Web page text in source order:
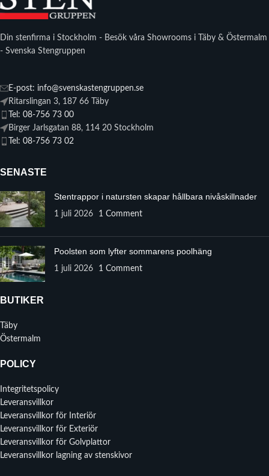
Din stenfirma i Stockholm - Besök våra Showrooms i Täby & Östermalm
- Svenska Stengruppen
E-post: info@svenskastengruppen.se
Ritarslingan 3, 187 66 Täby
Tel: 08-756 73 00
Birger Jarlsgatan 88, 114 20 Stockholm
Tel: 08-756 73 02
SENASTE
Stentrappor i natursten skapar hållbara nivåskillnader
1 juli 2026 1 Comment
Poolsten som lyfter sommarens poolhäng
1 juli 2026 1 Comment
BUTIKER
Täby
Östermalm
POLICY
Integritetspolicy
Leveransvillkor
Leveransvillkor för Interiör
Leveransvillkor för Exteriör
Leveransvillkor för Golvplattor
Leveransvillkor lagning av stenskivor